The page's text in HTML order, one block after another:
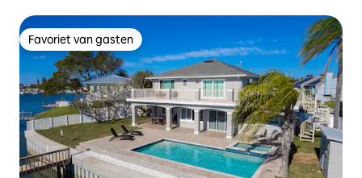
Favoriet van gasten
Favoriet van gasten